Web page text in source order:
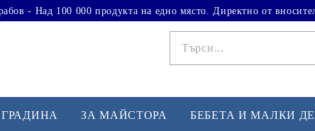
- Над 100 000 продукта на едно място. Директно от
ЗА МАЙСТОРА БЕБЕТА И МАЛКИ